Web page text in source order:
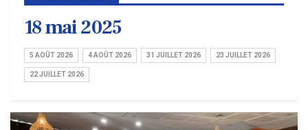
18 mai 2025
5 AOÛT 2026 4 AOÛT 2026 31 JUILLET 2026 23 JUILLET 2026
22 JUILLET 2026